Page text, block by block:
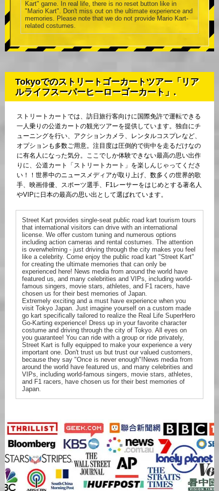
Kart" game. In real life, there is no reset button like in
"Mario Kart". Don't miss out on the ultimate experience and
memories. Please note that we do not provide Mario Kart-
related costumes.
Tokyoでのストリートゴーカートツアー「リア
ルライフスーパーヒーローゴーカート」.
ストリートカートでは、訪日旅行客向けに国際免許で運転できる
一人乗りの公道カートの観光ツアーを提供しています。独自にチ
ューニングを行い、アクションカメラ、レンタルコスプレなど、
オプションも多数ご用意。注目度は圧倒的で街中を走るだけなの
に有名人になった気分。ここでしか体験できない最高の思い出作
りに、公道カート「ストリートカート」を楽しんじゃってくださ
い！！世界中のニュースメディアが取り上げ、数多くの世界的歌
手、映画俳優、スポーツ選手、F1レーサーをはじめとする著名人
やVIPに日本の最高の思い出として選ばれています。
Street Kart provides single-seat public road kart tourism tours
that international visitors can drive with an international
license. We offer custom tuning and numerous options
including action cameras and rental costumes. The attention
is overwhelming - just driving through the city makes you feel
like a celebrity. Come enjoy the public road kart "Street Kart"
for creating the ultimate memories that can only be
experienced here! News media from around the world have
featured us, and many celebrities and VIPs, including world-
famous singers, movie stars, athletes, and F1 racers, have
chosen us for their best memories of Japan.
Extremely exciting and a must have experience when you
visit Tokyo Japan. Just imagine yourself on a custom made
go kart specifically tailored to realize the Real Life SuperHero
Go-Karting experience! Dress up in your favorite character
costume and driving through the city of Tokyo. All eyes on
you guarantee! You can ride with a group or ride privately,
Street Kart is fully equipped to make your experience a very
important one. Don't trust us but trust our valued customers,
because they say "Once is never enough"!News media from
around the world have featured us, and many celebrities and
VIPs, including world-famous singers, movie stars, athletes,
and F1 racers, have chosen us for their best memories of
Japan.